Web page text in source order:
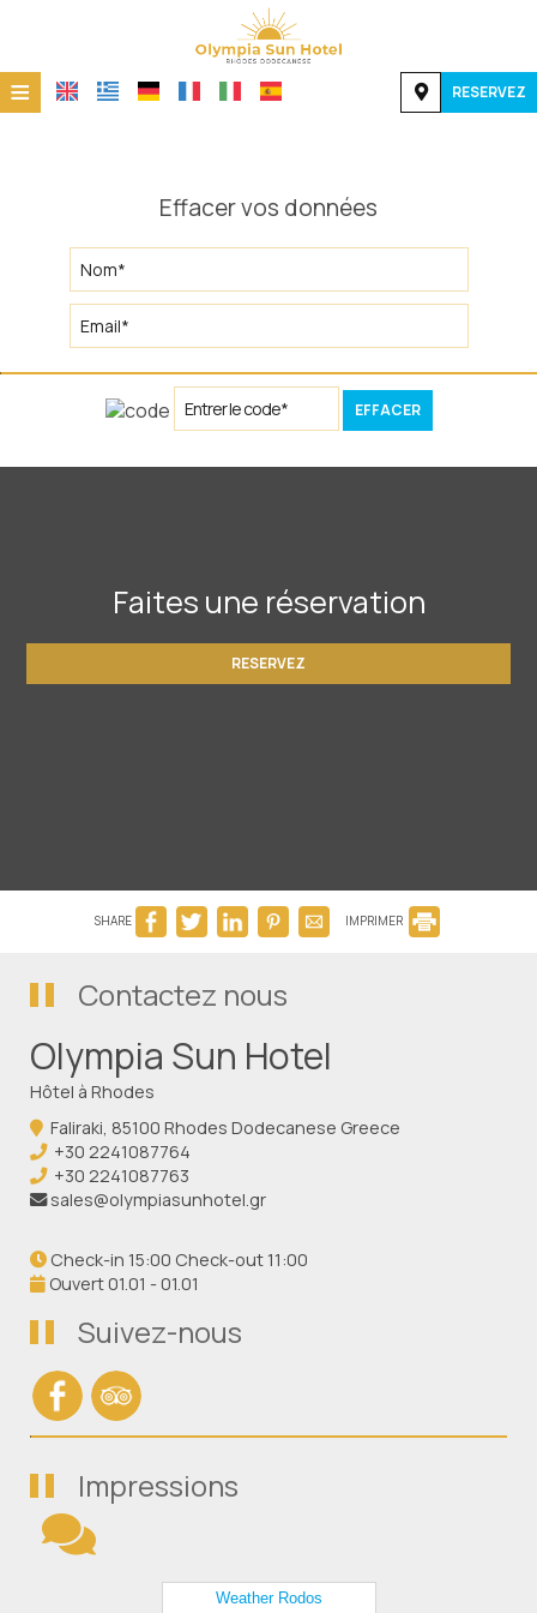
≡ RESERVEZ
INSTALLATIONS
GALERIE DE PHOTOS
Effacer vos données
EFFACER
Faites une réservation
RESERVEZ
SHARE IMPRIMER
Contactez nous
Olympia Sun Hotel
Hôtel à Rhodes
Faliraki, 85100 Rhodes Dodecanese Greece
+30 2241087764
+30 2241087763
sales@olympiasunhotel.gr
Check-in 15:00 Check-out 11:00
Ouvert 01.01 - 01.01
Suivez-nous
Impressions